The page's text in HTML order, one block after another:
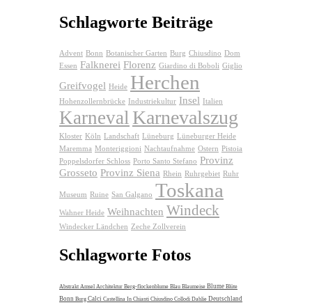
Schlagworte Beiträge
Advent Bonn Botanischer Garten Burg Chiusdino Dom
Essen Falknerei Florenz Giardino di Boboli Giglio
Greifvogel Heide Herchen
Hohenzollernbrücke Industriekultur Insel Italien
Karneval Karnevalszug
Kloster Köln Landschaft Lüneburg Lüneburger Heide
Maremma Monteriggioni Nachtaufnahme Ostern Pistoia
Poppelsdorfer Schloss Porto Santo Stefano Provinz
Grosseto Provinz Siena Rhein Ruhrgebiet Ruhr
Museum Ruine San Galgano Toskana
Wahner Heide Weihnachten Windeck
Windecker Ländchen Zeche Zollverein
Schlagworte Fotos
Abstrakt Amsel Architektur Berg-flockenblume Blau Blaumeise Blume Blüte
Bonn Burg Calci Castellina In Chianti Chiusdino Collodi Dahlie Deutschland